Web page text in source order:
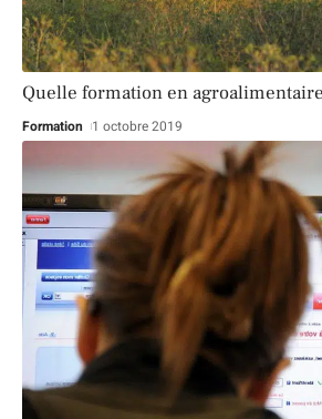
Quelle formation en
Formation 1 octobre 2019